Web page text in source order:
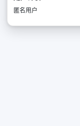
匿名用户